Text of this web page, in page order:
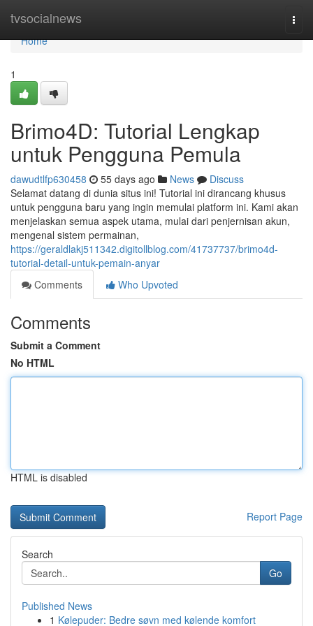
tvsocialnews
Home
Home
1
Brimo4D: Tutorial Lengkap
untuk Pengguna Pemula
dawudtlfp630458 55 days ago News
Discuss
Selamat datang di dunia situs ini! Tutorial ini dirancang khusus
untuk pengguna baru yang ingin memulai platform ini. Kami akan
menjelaskan semua aspek utama, mulai dari penjernisan akun,
mengenal sistem permainan,
https://geraldlakj511342.digitollblog.com/41737737/brimo4d-
tutorial-detail-untuk-pemain-anyar
Comments
Who Upvoted
Comments
Submit a Comment
No HTML
HTML is disabled
Report Page
Search
Go
Published News
1 Kølepuder: Bedre søvn med kølende komfort